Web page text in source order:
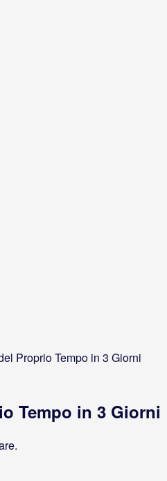
Proprio Tempo in 3 Giorni
Tempo in 3 Giorni